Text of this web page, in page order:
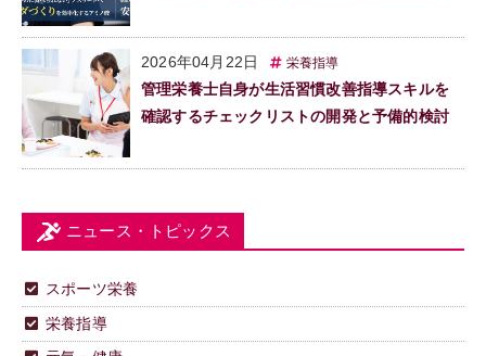
2026年04月22日 栄養指導
管理栄養士自身が生活習慣改善指導スキルを
確認するチェックリストの開発と予備的検討
ニュース・トピックス
スポーツ栄養
栄養指導